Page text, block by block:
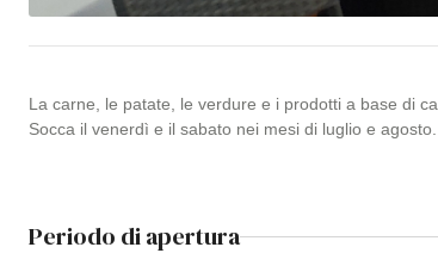
La carne, le patate, le verdure e i prodotti a base di
Socca il venerdì e il sabato nei mesi di luglio e agosto.
Periodo di apertura